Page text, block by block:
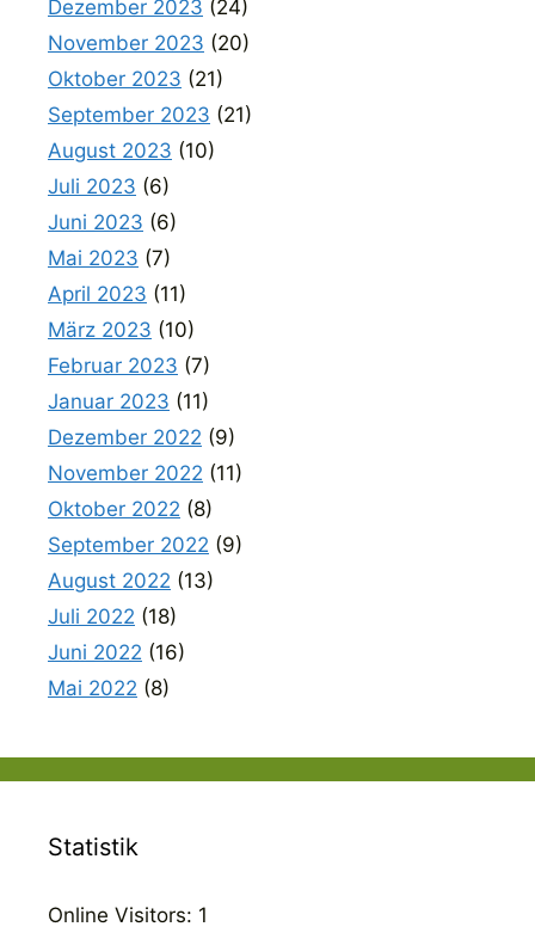
Dezember 2023 (24)
November 2023 (20)
Oktober 2023 (21)
September 2023 (21)
August 2023 (10)
Juli 2023 (6)
Juni 2023 (6)
Mai 2023 (7)
April 2023 (11)
März 2023 (10)
Februar 2023 (7)
Januar 2023 (11)
Dezember 2022 (9)
November 2022 (11)
Oktober 2022 (8)
September 2022 (9)
August 2022 (13)
Juli 2022 (18)
Juni 2022 (16)
Mai 2022 (8)
Statistik
Online Visitors: 1